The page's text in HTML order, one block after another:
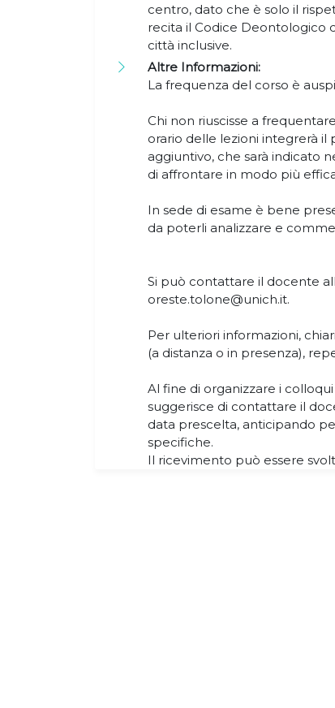
centro, dato che è solo il
recita il Codice Deontologico
città inclusive.
Altre Informazioni:
La frequenza del corso è
Chi non riuscisse a
orario delle lezioni integrerà
aggiuntivo, che sarà indicato
di affrontare in modo più
In sede di esame è bene
da poterli analizzare e
Si può contattare il docente
oreste.tolone@unich.it.
Per ulteriori informazioni,
(a distanza o in presenza),
Al fine di organizzare i
suggerisce di contattare il
data prescelta, anticipando
specifiche.
Il ricevimento può essere